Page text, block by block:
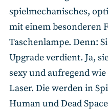
spielmechanisches,
mit einem besonderen
Taschenlampe. Denn:
Upgrade verdient. Ja,
sexy und aufregend
Laser. Die werden in
Human und Dead